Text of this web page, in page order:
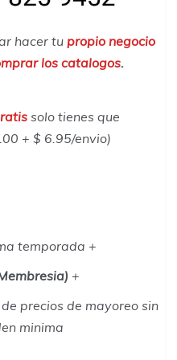
hacer tu propio negocio
los catalogos.
solo tienes que
+ $ 6.95/envio)
temporada +
+
precios de mayoreo sin
minima